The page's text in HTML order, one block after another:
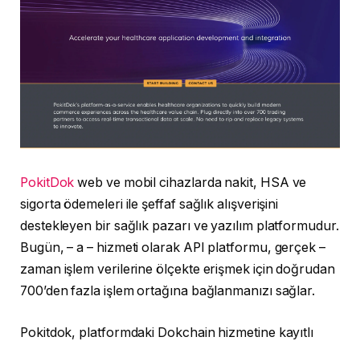
PokitDok web ve mobil cihazlarda nakit, HSA ve
sigorta ödemeleri ile şeffaf sağlık alışverişini
destekleyen bir sağlık pazarı ve yazılım platformudur.
Bugün, – a – hizmeti olarak API platformu, gerçek –
zaman işlem verilerine ölçekte erişmek için doğrudan
700’den fazla işlem ortağına bağlanmanızı sağlar.
Pokitdok, platformdaki Dokchain hizmetine kayıtlı